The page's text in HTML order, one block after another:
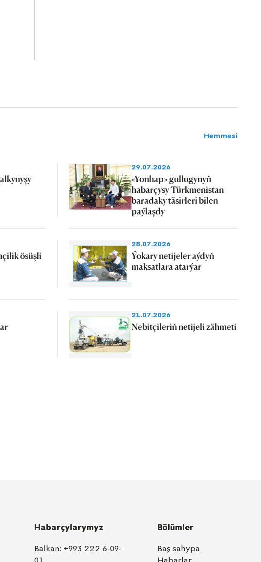
Hemmesi
29.07.2026
«Yonhap» gullugynyň
habarçysy Türkmenistan
baradaky täsirleri bilen
paýlaşdy
ösüşli
28.07.2026
Ýokary netijeler aýdyň
maksatlara atarýar
21.07.2026
Nebitçileriň netijeli zähmeti
Habarçylarymyz
Balkan: +993 222 6-09-
Bölümler
Baş sahypa